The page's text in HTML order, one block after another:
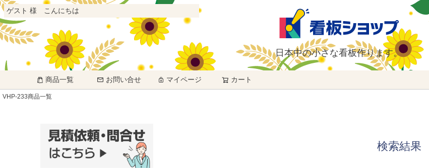
ゲスト 様 こんにちは
日本中の小さな看板作ります。
商品一覧 お問い合せ マイページ カート
VHP-233商品一覧
検索結果